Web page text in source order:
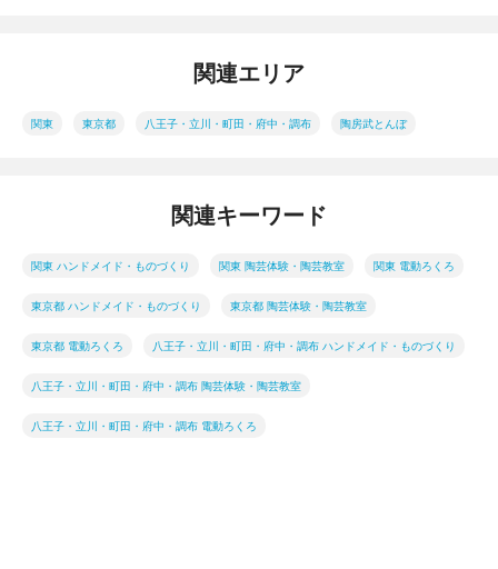
関連エリア
関東 東京都 八王子・立川・町田・府中・調布 陶房武とんぼ
関連キーワード
関東 ハンドメイド・ものづくり 関東 陶芸体験・陶芸教室 関東 電動ろくろ
東京都 ハンドメイド・ものづくり 東京都 陶芸体験・陶芸教室
東京都 電動ろくろ 八王子・立川・町田・府中・調布 ハンドメイド・ものづくり
八王子・立川・町田・府中・調布 陶芸体験・陶芸教室
八王子・立川・町田・府中・調布 電動ろくろ